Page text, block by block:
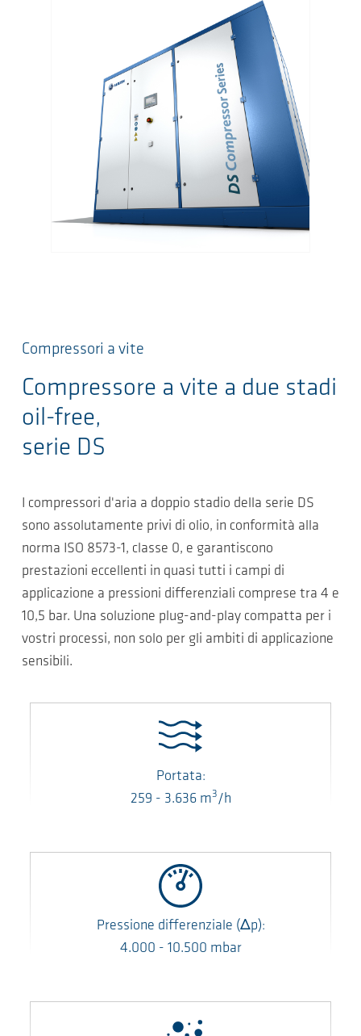
Compressori a vite
Compressore a vite a due stadi
oil-free,
serie DS
I compressori d'aria a doppio stadio della serie DS
sono assolutamente privi di olio, in conformità alla
norma ISO 8573-1, classe 0, e garantiscono
prestazioni eccellenti in quasi tutti i campi di
applicazione a pressioni differenziali comprese tra 4 e
10,5 bar. Una soluzione plug-and-play compatta per i
vostri processi, non solo per gli ambiti di applicazione
sensibili.
Portata:
259 - 3.636 m3/h
Pressione differenziale (Δp):
4.000 - 10.500 mbar